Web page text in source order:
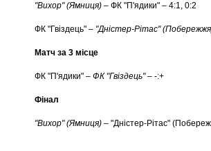
"Вихор" (Ямниця) – ФК "П'ядики" – 4:1, 0:2
ФК "Гвіздець" – "Дністер-Рітас"
Матч за 3 місце
ФК "П'ядики" –ФК "Гвіздець"– -:+
Фінал
"Вихор" (Ямниця) – "Дністер-Рітас"